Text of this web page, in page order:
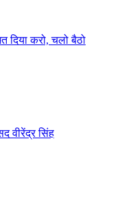
दिया करो, चलो बैठो
वीरेंद्र सिंह